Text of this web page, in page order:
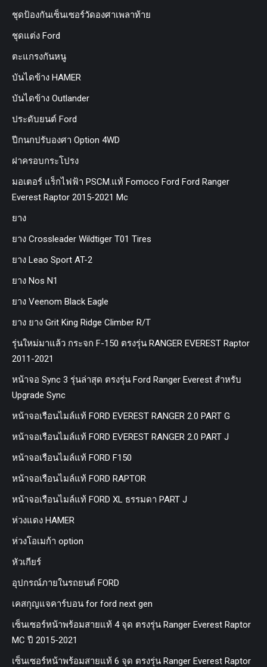
ชุดป้องกันเซ็นเซอร์วัดองศาเพลาท้าย
ชุดแต่ง Ford
ตะแกรงกันหนู
บันไดข้าง HAMER
บันไดข้าง Outlander
ประดับยนต์ Ford
ปีกนกปรับองศา Option 4WD
ฝาครอบกระโปรง
มอเตอร์ แร็กไฟฟ้า PSCM.แท้ Fomoco Ford Ford Ranger
Everest Raptor 2015-2021 Mc
ยาง
ยาง Crossleader Wildtiger T01 Tires
ยาง Leao Sport AT-2
ยาง Nos N1
ยาง Veenom Black Eagle
ยาง ยาง Grit King Ridge Climber R/T
รุ่นใหม่มาแล้ว กระจก F-150 ตรงรุ่น RANGER EVEREST Raptor
2011-2021
หน้าจอ Sync 3 รุ่นล่าสุด ตรงรุ่น Ford Ranger Everest สำหรับ
Upgrade Sync
หน้าจอเรือนไมล์แท้ FORD EVEREST RANGER 2.0 PART G
หน้าจอเรือนไมล์แท้ FORD EVEREST RANGER 2.0 PART J
หน้าจอเรือนไมล์แท้ FORD F150
หน้าจอเรือนไมล์แท้ FORD RAPTOR
หน้าจอเรือนไมล์แท้ FORD XL ธรรมดา PART J
ห่วงแดง HAMER
ห่วงโอเมก้า option
หัวเกียร์
อุปกรณ์ภายในรถยนต์ FORD
เคสกุญแจคาร์บอน for ford next gen
เซ็นเซอร์หน้าพร้อมสายแท้ 4 จุด ตรงรุ่น Ranger Everest Raptor
MC ปี 2015-2021
เซ็นเซอร์หน้าพร้อมสายแท้ 6 จุด ตรงรุ่น Ranger Everest Raptor